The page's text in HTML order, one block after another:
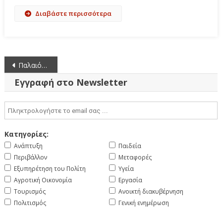
Διαβάστε περισσότερα
Πλοήγηση
άρθρων
Παλαιότερα άρθρα
Εγγραφή στο Newsletter
Κατηγορίες:
Ανάπτυξη
Περιβάλλον
Εξυπηρέτηση του Πολίτη
Αγροτική Οικονομία
Τουρισμός
Πολιτισμός
Παιδεία
Μεταφορές
Υγεία
Εργασία
Ανοικτή διακυβέρνηση
Γενική ενημέρωση